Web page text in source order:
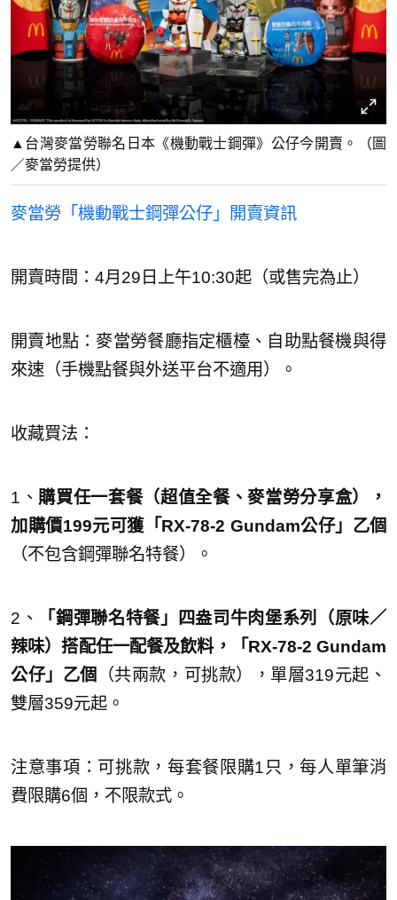
▲台灣麥當勞聯名日本《機動戰士鋼彈》公仔今開賣。（圖
／麥當勞提供）
麥當勞「機動戰士鋼彈公仔」開賣資訊
開賣時間：4月29日上午10:30起（或售完為止）
開賣地點：麥當勞餐廳指定櫃檯、自助點餐機與得
來速（手機點餐與外送平台不適用）。
收藏買法：
1、 購買任一套餐（超值全餐、麥當勞分享盒）
，
加購價199元可獲「RX-78-2 Gundam公仔」乙個
（不包含鋼彈聯名特餐）。
2、
「鋼彈聯名特餐」四盎司牛肉堡系列（原味／
辣味）搭配任一配餐及飲料，「RX-78-2 Gundam
公仔」乙個
（共兩款，可挑款），單層319元起、
雙層359元起。
注意事項：可挑款，每套餐限購1只，每人單筆消
費限購6個，不限款式。